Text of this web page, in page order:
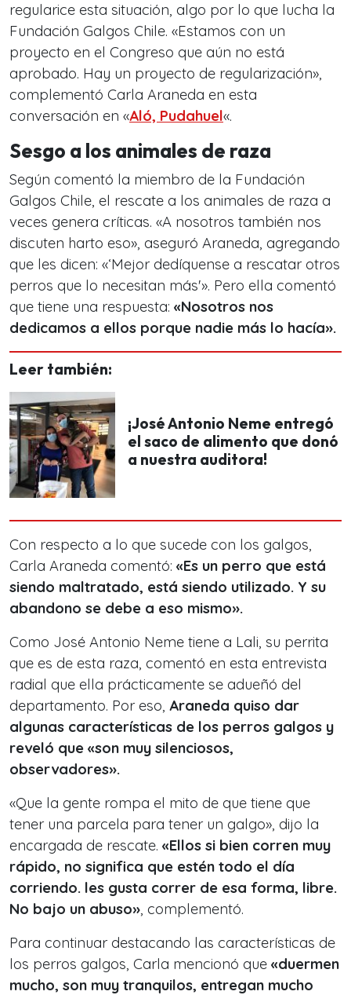
regularice esta situación, algo por lo que lucha la
Fundación Galgos Chile. «Estamos con un
proyecto en el Congreso que aún no está
aprobado. Hay un proyecto de regularización»,
complementó Carla Araneda en esta
conversación en «Aló, Pudahuel«.
Sesgo a los animales de raza
Según comentó la miembro de la Fundación
Galgos Chile, el rescate a los animales de raza a
veces genera críticas. «A nosotros también nos
discuten harto eso», aseguró Araneda, agregando
que les dicen: «‘Mejor dedíquense a rescatar otros
perros que lo necesitan más'». Pero ella comentó
que tiene una respuesta: «Nosotros nos
dedicamos a ellos porque nadie más lo hacía».
Leer también:
¡José Antonio Neme entregó
el saco de alimento que donó
a nuestra auditora!
Con respecto a lo que sucede con los galgos,
Carla Araneda comentó: «Es un perro que está
siendo maltratado, está siendo utilizado. Y su
abandono se debe a eso mismo».
Como José Antonio Neme tiene a Lali, su perrita
que es de esta raza, comentó en esta entrevista
radial que ella prácticamente se adueñó del
departamento. Por eso, Araneda quiso dar
algunas características de los perros galgos y
reveló que «son muy silenciosos,
observadores».
«Que la gente rompa el mito de que tiene que
tener una parcela para tener un galgo», dijo la
encargada de rescate. «Ellos si bien corren muy
rápido, no significa que estén todo el día
corriendo. les gusta correr de esa forma, libre.
No bajo un abuso», complementó.
Para continuar destacando las características de
los perros galgos, Carla mencionó que «duermen
mucho, son muy tranquilos, entregan mucho